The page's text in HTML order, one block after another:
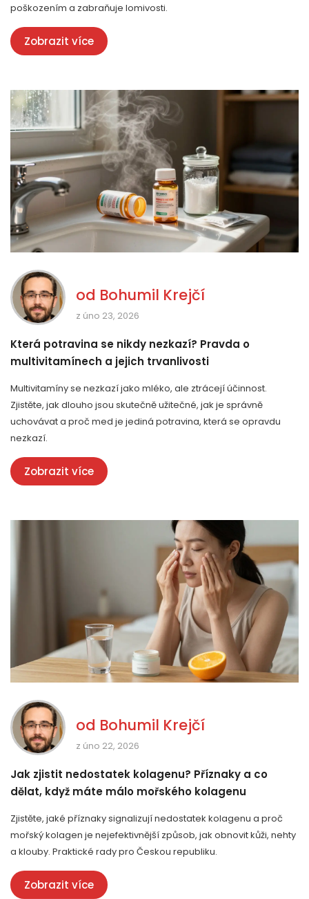
poškozením a zabraňuje lomivosti.
Zobrazit více
od Bohumil Krejčí
z úno 23, 2026
Která potravina se nikdy nezkazí? Pravda o
multivitamínech a jejich trvanlivosti
Multivitamíny se nezkazí jako mléko, ale ztrácejí účinnost.
Zjistěte, jak dlouho jsou skutečně užitečné, jak je správně
uchovávat a proč med je jediná potravina, která se opravdu
nezkazí.
Zobrazit více
od Bohumil Krejčí
z úno 22, 2026
Jak zjistit nedostatek kolagenu? Příznaky a co
dělat, když máte málo mořského kolagenu
Zjistěte, jaké příznaky signalizují nedostatek kolagenu a proč
mořský kolagen je nejefektivnější způsob, jak obnovit kůži, nehty
a klouby. Praktické rady pro Českou republiku.
Zobrazit více